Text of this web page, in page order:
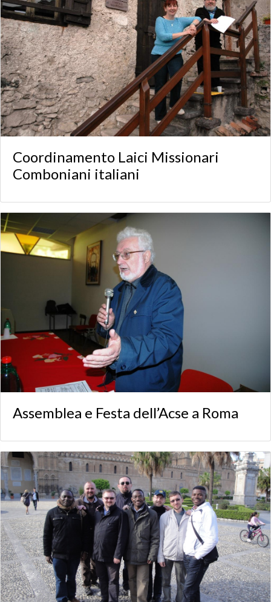
Coordinamento Laici Missionari
Comboniani italiani
Assemblea e Festa dell’Acse a Roma